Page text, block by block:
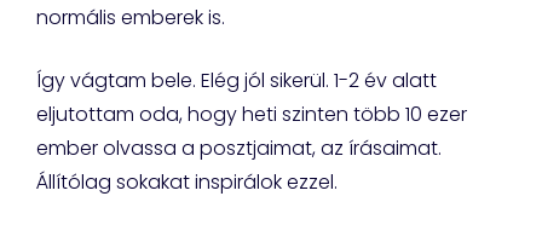
normális emberek is.
Így vágtam bele. Elég jól sikerül. 1-2 év alatt
eljutottam oda, hogy heti szinten több 10 ezer
ember olvassa a posztjaimat, az írásaimat.
Állítólag sokakat inspirálok ezzel.